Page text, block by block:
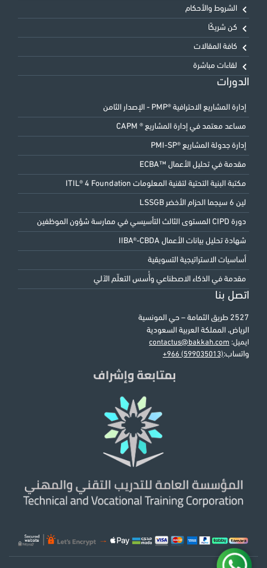
الشروط والأحكام
كن شريكًا
كافة المقالات
لقاءات مباشرة
الدورات
إدارة المشاريع الاحترافية ®PMP - الإصدار الثامن
مساعد معتمد في إدارة المشاريع ® CAPM
إدارة جدولة المشاريع ®PMI-SP
مقدمة في تحليل الأعمال ™ECBA
مكتبة البنية التحتية لتقنية المعلومات ITIL® 4 Foundation
لين 6 سيجما الحزام الأخضر LSSGB
دورة CIPD المستوى الثالث التأسيسي في ممارسة شؤون الموظفين
شهادة تحليل بيانات الأعمال IIBA®-CBDA
أساسيات الاستراتيجية التسويقية
مقدمة في الذكاء الاصطناعي وأُسس التعلّم الآلي
اتصل بنا
2527 طريق الثمامة – حي المونسية
الرياض، المملكة العربية السعودية
ايميل: contactus@bakkah.com
واتساب:+966 (599035013)